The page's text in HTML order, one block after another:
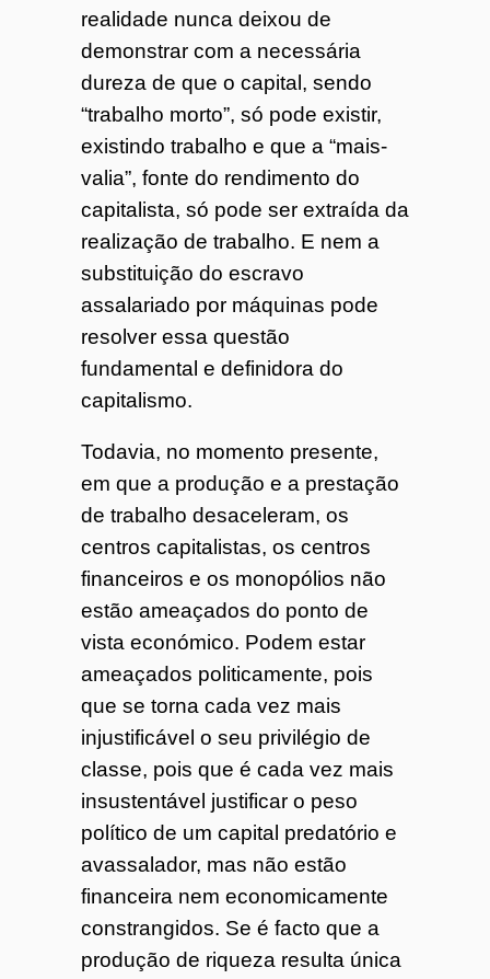
realidade nunca deixou de
demonstrar com a necessária
dureza de que o capital, sendo
“trabalho morto”, só pode existir,
existindo trabalho e que a “mais-
valia”, fonte do rendimento do
capitalista, só pode ser extraída da
realização de trabalho. E nem a
substituição do escravo
assalariado por máquinas pode
resolver essa questão
fundamental e definidora do
capitalismo.
Todavia, no momento presente,
em que a produção e a prestação
de trabalho desaceleram, os
centros capitalistas, os centros
financeiros e os monopólios não
estão ameaçados do ponto de
vista económico. Podem estar
ameaçados politicamente, pois
que se torna cada vez mais
injustificável o seu privilégio de
classe, pois que é cada vez mais
insustentável justificar o peso
político de um capital predatório e
avassalador, mas não estão
financeira nem economicamente
constrangidos. Se é facto que a
produção de riqueza resulta única